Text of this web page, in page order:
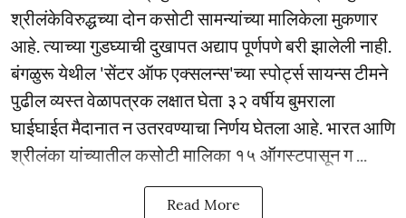
श्रीलंकेविरुद्धच्या दोन कसोटी सामन्यांच्या मालिकेला मुकणार
आहे. त्याच्या गुडघ्याची दुखापत अद्याप पूर्णपणे बरी झालेली नाही.
बंगळुरू येथील 'सेंटर ऑफ एक्सलन्स'च्या स्पोर्ट्स सायन्स टीमने
पुढील व्यस्त वेळापत्रक लक्षात घेता ३२ वर्षीय बुमराला
घाईघाईत मैदानात न उतरवण्याचा निर्णय घेतला आहे. भारत आणि
श्रीलंका यांच्यातील कसोटी मालिका १५ ऑगस्टपासून ग ...
Read More